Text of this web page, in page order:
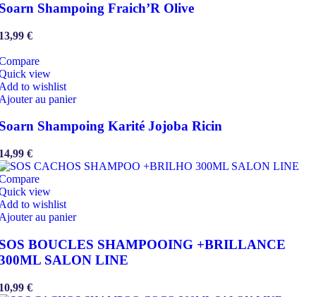
Shampoing Fraich’R Olive
€
view
to wishlist
au panier
Shampoing Karité Jojoba Ricin
€
view
to wishlist
au panier
BOUCLES SHAMPOOING +BRILLANCE
SALON LINE
€